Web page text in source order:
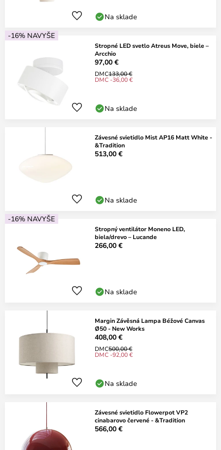
Na sklade
-16% NAVYŠE
Stropné LED svetlo Atreus Move, biele –
Arcchio
97,00 €
DMC133,00 €
DMC -36,00 €
Na sklade
Závesné svietidlo Mist AP16 Matt White -
&Tradition
513,00 €
Na sklade
-16% NAVYŠE
Stropný ventilátor Moneno LED,
biela/drevo – Lucande
266,00 €
Na sklade
Margin Závěsná Lampa Béžové Canvas
Ø50 - New Works
408,00 €
DMC500,00 €
DMC -92,00 €
Na sklade
Závesné svietidlo Flowerpot VP2
cinabarovo červené - &Tradition
566,00 €